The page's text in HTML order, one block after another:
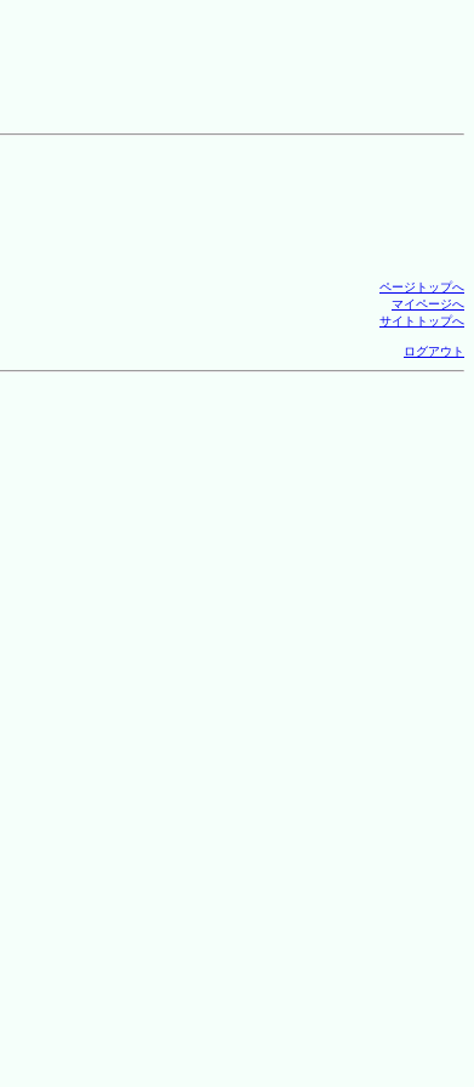
ページトップへ
マイページへ
サイトトップへ
ログアウト